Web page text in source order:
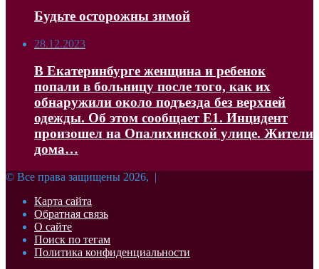
Будьте осторожны зимой
28.12.2023
В Екатеринбурге женщина и ребенок
попали в больницу после того, как их
обнаружили около подъезда без верхней
одежды. Об этом сообщает Е1. Инцидент
произошел на Опалихинской улице. Жители
дома…
© Все права защищены 2026, |
Карта сайта
Обратная связь
О сайте
Поиск по тегам
Политика конфиденциальности